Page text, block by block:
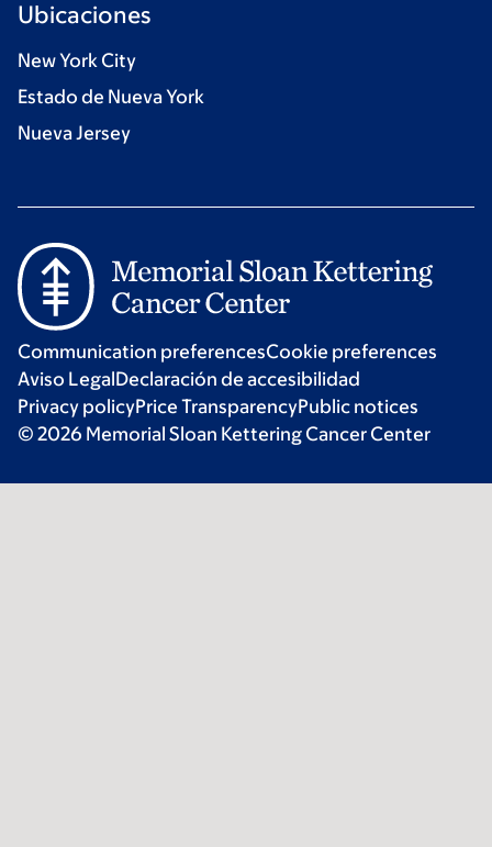
Ubicaciones
New York City
Estado de Nueva York
Nueva Jersey
Communication preferencesCookie preferences
Aviso LegalDeclaración de accesibilidad
Privacy policyPrice TransparencyPublic notices
© 2026 Memorial Sloan Kettering Cancer Center